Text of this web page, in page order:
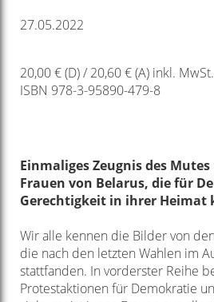
27.05.2022
20,00 € (D) / 20,60 € (A) inkl. MwSt.
ISBN 978-3-95890-479-8
Einmaliges Zeugnis des
Frauen von Belarus, die für
Gerechtigkeit in ihrer Heimat
Wir alle kennen die Bilder von
die nach den letzten Wahlen im
stattfanden. In vorderster Reihe
Protestaktionen für Demokratie